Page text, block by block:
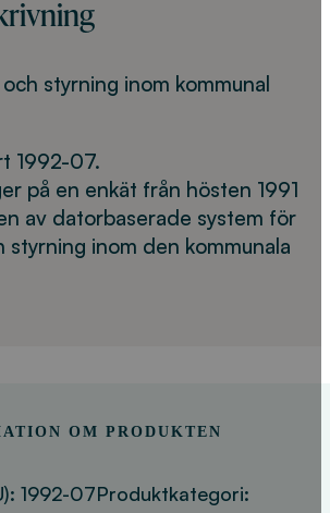
styrning inom kommunal
1992-07.
på en enkät från hösten 1991
av datorbaserade system för
styrning inom den kommunala
OM PRODUKTEN
1992-07Produktkategori: